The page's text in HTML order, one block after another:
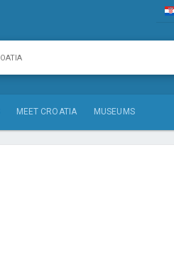
MEET CROATIA MUSEUMS